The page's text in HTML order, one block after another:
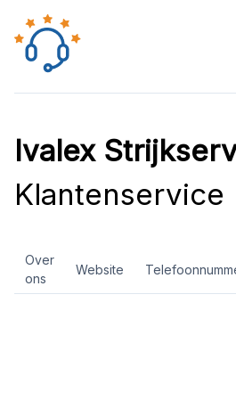
Ivalex
Klantenservice
Over
ons
Website